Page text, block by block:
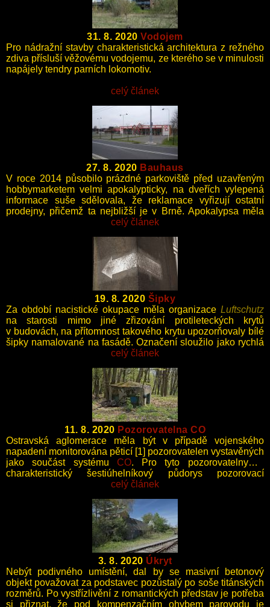
31. 8. 2020Vodojem
Pro nádražní stavby charakteristická architektura z režného
zdiva přísluší věžovému vodojemu, ze kterého se v minulosti
napájely tendry parních lokomotiv.
celý článek
27. 8. 2020 Bauhaus
V roce 2014 působilo prázdné parkoviště před uzavřeným
hobbymarketem velmi apokalypticky, na dveřích vylepená
informace suše sdělovala, že reklamace vyřizují ostatní
prodejny, přičemž ta nejbližší je v Brně. Apokalypsa měla
zřejmě pouze lokální charakter.
celý článek
19. 8. 2020 Šipky
Za období nacistické okupace měla organizace Luftschutz
na starosti mimo jiné zřizování protileteckých krytů
v budovách, na přítomnost takového krytu upozorňovaly bílé
šipky namalované na fasádě. Označení sloužilo jako rychlá
orientace obyvatel při vyhlášení náletu, tak i po jeho
celý článek
11. 8. 2020 Pozorovatelna CO
Ostravská aglomerace měla být v případě vojenského
napadení monitorována pěticí [1] pozorovatelen vystavěných
jako součást systému CO. Pro tyto pozorovatelny je
charakteristický šestiúhelníkový půdorys pozorovací
celý článek
3. 8. 2020 Úkryt
Nebýt podivného umístění, dal by se masivní betonový
objekt považovat za podstavec pozůstalý po soše titánských
rozměrů. Po vystřízlivění z romantických představ je potřeba
si přiznat, že pod kompenzačním ohybem parovodu je